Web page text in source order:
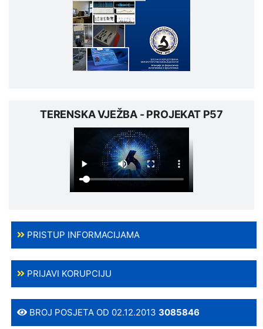
TERENSKA VJEŽBA - PROJEKAT P57
PRISTUP INFORMACIJAMA
PRIJAVI KORUPCIJU
BROJ POSJETA OD 02.12.20133085846